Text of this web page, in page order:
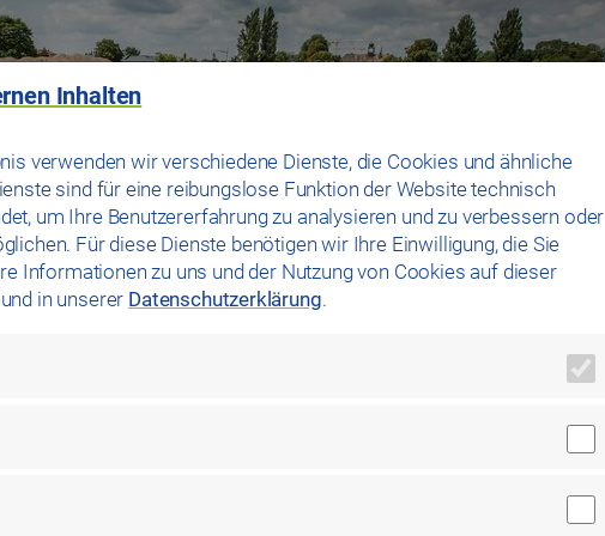
Inhalten
verwenden wir verschiedene Dienste, die Cookies und ähnliche
sind für eine reibungslose Funktion der Website technisch
um Ihre Benutzererfahrung zu analysieren und zu verbessern oder
Für diese Dienste benötigen wir Ihre Einwilligung, die Sie
Informationen zu uns und der Nutzung von Cookies auf dieser
und in unserer Datenschutzerklärung.